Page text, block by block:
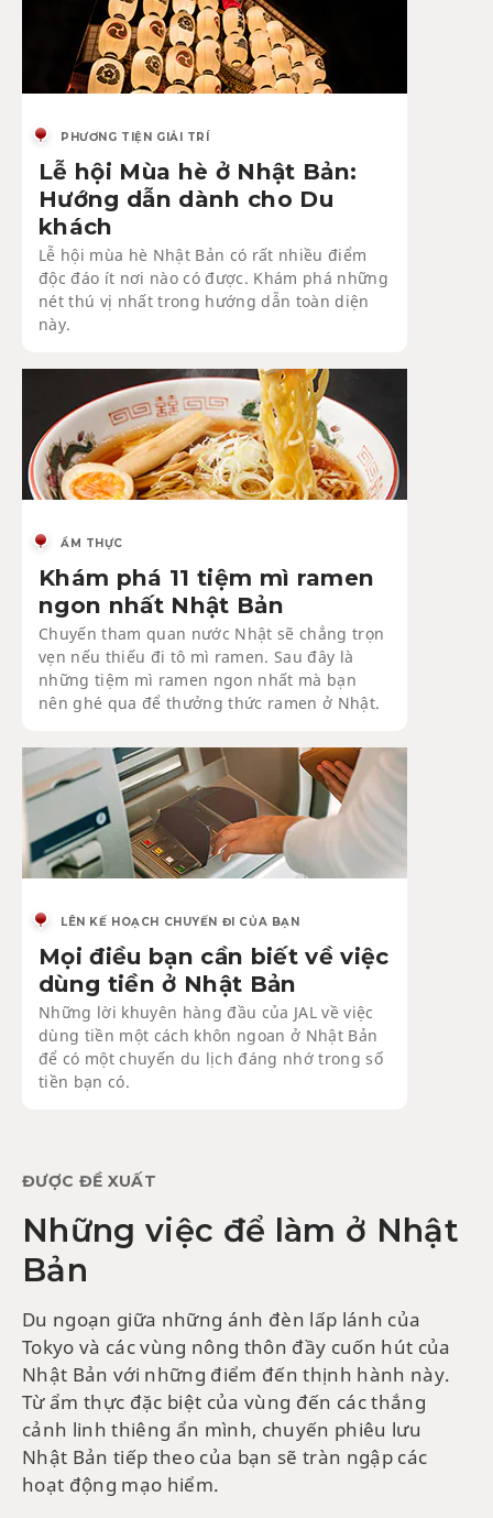
PHƯƠNG TIỆN GIẢI TRÍ
Lễ hội Mùa hè ở Nhật Bản:
Hướng dẫn dành cho Du
khách
Lễ hội mùa hè Nhật Bản có rất nhiều điểm
độc đáo ít nơi nào có được. Khám phá những
nét thú vị nhất trong hướng dẫn toàn diện
này.
ẨM THỰC
Khám phá 11 tiệm mì ramen
ngon nhất Nhật Bản
Chuyến tham quan nước Nhật sẽ chẳng trọn
vẹn nếu thiếu đi tô mì ramen. Sau đây là
những tiệm mì ramen ngon nhất mà bạn
nên ghé qua để thưởng thức ramen ở Nhật.
LÊN KẾ HOẠCH CHUYẾN ĐI CỦA BẠN
Mọi điều bạn cần biết về việc
dùng tiền ở Nhật Bản
Những lời khuyên hàng đầu của JAL về việc
dùng tiền một cách khôn ngoan ở Nhật Bản
để có một chuyến du lịch đáng nhớ trong số
tiền bạn có.
ĐƯỢC ĐỀ XUẤT
Những việc để làm ở Nhật
Bản
Du ngoạn giữa những ánh đèn lấp lánh của
Tokyo và các vùng nông thôn đầy cuốn hút của
Nhật Bản với những điểm đến thịnh hành này.
Từ ẩm thực đặc biệt của vùng đến các thắng
cảnh linh thiêng ẩn mình, chuyến phiêu lưu
Nhật Bản tiếp theo của bạn sẽ tràn ngập các
hoạt động mạo hiểm.